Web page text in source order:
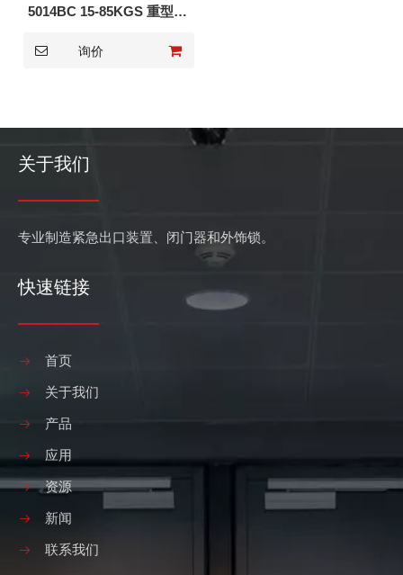
5014BC 15-85KGS 重型门
询价
关于我们
专业制造紧急出口装置、闭门器和外饰锁。
快速链接
首页
关于我们
产品
应用
资源
新闻
联系我们